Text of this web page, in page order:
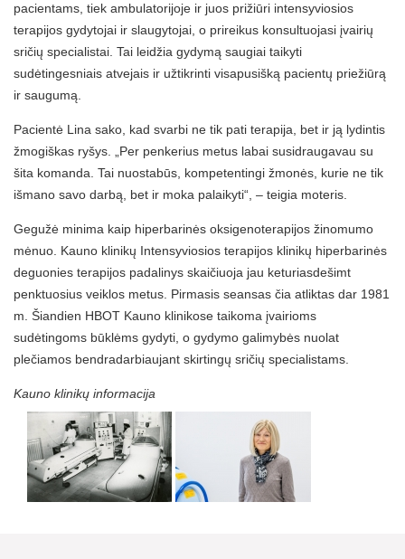
pacientams, tiek ambulatorijoje ir juos prižiūri intensyviosios
terapijos gydytojai ir slaugytojai, o prireikus konsultuojasi įvairių
sričių specialistai. Tai leidžia gydymą saugiai taikyti
sudėtingesniais atvejais ir užtikrinti visapusišką pacientų priežiūrą
ir saugumą.
Pacientė Lina sako, kad svarbi ne tik pati terapija, bet ir ją lydintis
žmogiškas ryšys. „Per penkerius metus labai susidraugavau su
šita komanda. Tai nuostabūs, kompetentingi žmonės, kurie ne tik
išmano savo darbą, bet ir moka palaikyti“, – teigia moteris.
Gegužė minima kaip hiperbarinės oksigenoterapijos žinomumo
mėnuo. Kauno klinikų Intensyviosios terapijos klinikų hiperbarinės
deguonies terapijos padalinys skaičiuoja jau keturiasdešimt
penktuosius veiklos metus. Pirmasis seansas čia atliktas dar 1981
m. Šiandien HBOT Kauno klinikose taikoma įvairioms
sudėtingoms būklėms gydyti, o gydymo galimybės nuolat
plečiamos bendradarbiaujant skirtingų sričių specialistams.
Kauno klinikų informacija